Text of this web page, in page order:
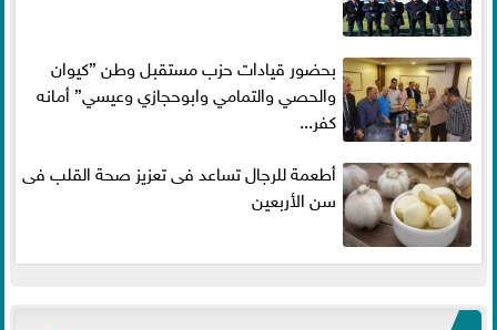
بحضور قيادات حزب مستقبل وطن ”كيوان
والحصي والتمامي وابوحجازي وعيسي” أمانه
كفر...
أطعمة للرجال تساعد فى تعزيز صحة القلب فى
سن الأربعين